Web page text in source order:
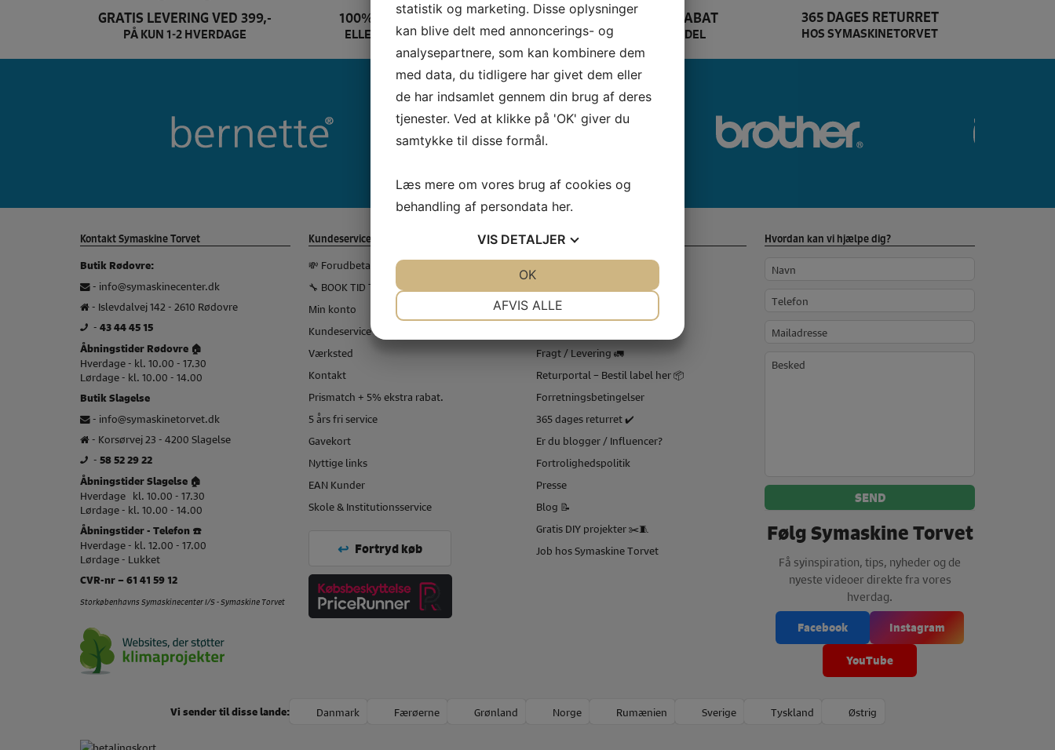
GRATIS LEVERING VED 399,-
PÅ KUN 1-2 HVERDAGE
100% SIKKER BETALING
ELLERS PENGENE RETUR
PRISMATCH + 5% RABAT
= DEN BEDSTE HANDEL
365 DAGES RETURRET
HOS SYMASKINETORVET
Kontakt Symaskine Torvet
Butik Rødovre:
- info@symaskinecenter.dk
- Islevdalvej 142 - 2610 Rødovre
- 43 44 45 15
Åbningstider Rødovre 🏠
Hverdage - kl. 10.00 - 17.30
Lørdage - kl. 10.00 - 14.00
Butik Slagelse
- info@symaskinetorvet.dk
- Korsørvej 23 - 4200 Slagelse
- 58 52 29 22
Åbningstider Slagelse 🏠
Hverdage kl. 10.00 - 17.30
Lørdage - kl. 10.00 - 14.00
Åbningstider - Telefon ☎️
Hverdage - kl. 12.00 - 17.00
Lørdage - Lukket
CVR-nr – 61 41 59 12
Storkøbenhavns Symaskinecenter I/S - Symaskine Torvet
Kundeservice
💸 Forudbetaling 💸
🔧 BOOK TID TIL SERVICE 🔧
Min konto
Kundeservice
Værksted
Kontakt
Prismatch + 5% ekstra rabat.
5 års fri service
Gavekort
Nyttige links
EAN Kunder
Skole & Institutionsservice
Fortryd køb
Information
Symaskine Torvet i Rødovre
Symaskine Torvet i Slagelse
Sykurser – Sykursus.dk ❤️
Fragt / Levering 🚛
Returportal – Bestil label her 📦
Forretningsbetingelser
365 dages returret ✔️
Er du blogger / Influencer?
Fortrolighedspolitik
Presse
Blog 📝
Gratis DIY projekter ✂️🧵
Job hos Symaskine Torvet
Hvordan kan vi hjælpe dig?
Følg Symaskine Torvet
Få syinspiration, tips, nyheder og de
nyeste videoer direkte fra vores
hverdag.
Facebook
Instagram
YouTube
Vi sender til disse lande: Danmark Færøerne Grønland Norge Rumænien Sverige Tyskland Østrig
statistik og marketing. Disse oplysninger
kan blive delt med annoncerings- og
analysepartnere, som kan kombinere dem
med data, du tidligere har givet dem eller
de har indsamlet gennem din brug af deres
tjenester. Ved at klikke på 'OK' giver du
samtykke til disse formål.
Læs mere om vores brug af cookies og
behandling af persondata her.
VIS DETALJER
STATISTIK
AFVIS ALLE
OK